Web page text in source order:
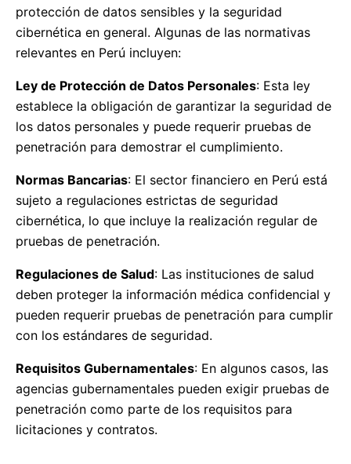
protección de datos sensibles y la seguridad
cibernética en general. Algunas de las normativas
relevantes en Perú incluyen:
Ley de Protección de Datos Personales: Esta ley
establece la obligación de garantizar la seguridad de
los datos personales y puede requerir pruebas de
penetración para demostrar el cumplimiento.
Normas Bancarias: El sector financiero en Perú está
sujeto a regulaciones estrictas de seguridad
cibernética, lo que incluye la realización regular de
pruebas de penetración.
Regulaciones de Salud: Las instituciones de salud
deben proteger la información médica confidencial y
pueden requerir pruebas de penetración para cumplir
con los estándares de seguridad.
Requisitos Gubernamentales: En algunos casos, las
agencias gubernamentales pueden exigir pruebas de
penetración como parte de los requisitos para
licitaciones y contratos.